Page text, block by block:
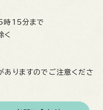
時15分まで
く
りますのでご注意くださ